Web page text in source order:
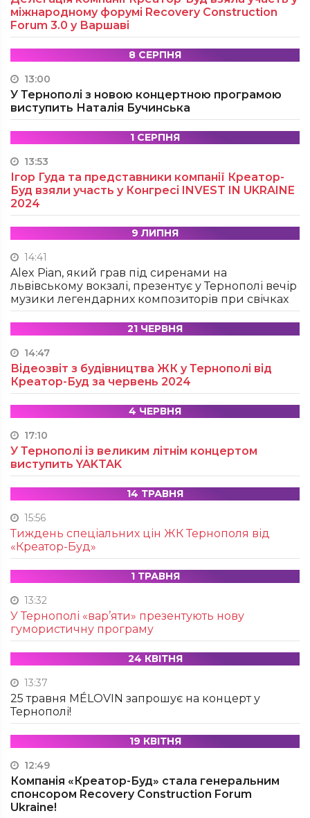
міжнародному форумі Recovery Construction
Forum 3.0 у Варшаві
8 СЕРПНЯ
13:00
У Тернополі з новою концертною програмою
виступить Наталія Бучинська
1 СЕРПНЯ
13:53
Ігор Гуда та представники компанії Креатор-
Буд взяли участь у Конгресі INVEST IN UKRAINE
2024
9 ЛИПНЯ
14:41
Alex Pian, який грав під сиренами на
львівському вокзалі, презентує у Тернополі вечір
музики легендарних композиторів при свічках
21 ЧЕРВНЯ
14:47
Відеозвіт з будівництва ЖК у Тернополі від
Креатор-Буд за червень 2024
4 ЧЕРВНЯ
17:10
У Тернополі із великим літнім концертом
виступить YAKTAK
14 ТРАВНЯ
15:56
Тиждень спеціальних цін ЖК Тернополя від
«Креатор-Буд»
1 ТРАВНЯ
13:32
У Тернополі «вар’яти» презентують нову
гумористичну програму
24 КВІТНЯ
13:37
25 травня MÉLOVIN запрошує на концерт у
Тернополі!
19 КВІТНЯ
12:49
Компанія «Креатор-Буд» стала генеральним
спонсором Recovery Construction Forum
Ukraine!